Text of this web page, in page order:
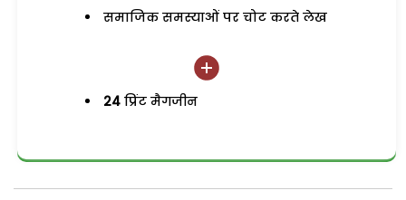
समाजिक समस्याओं पर चोट करते लेख
24 प्रिंट मैगजीन